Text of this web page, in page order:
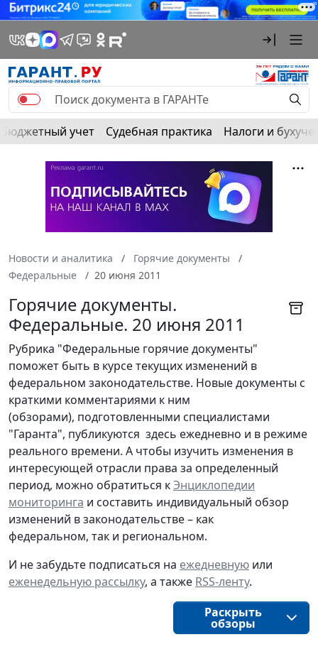
Бюджетный учет Судебная практика Налоги и
Новости и аналитика
Горячие документы
Федеральные
20 июня 2011
Горячие документы.
Федеральные. 20 июня 2011
Рубрика "Федеральные горячие документы"
поможет быть в курсе текущих изменений в
федеральном законодательстве. Новые документы с
краткими комментариями к ним
(обзорами), подготовленными специалистами
"Гаранта", публикуются здесь ежедневно и в режиме
реального времени. А чтобы изучить изменения в
интересующей отрасли права за определенный
период, можно обратиться кЭнциклопедии
мониторинга и составить индивидуальный обзор
изменений в законодательстве – как
федеральном, так и региональном.
И не забудьте подписаться на ежедневную или
еженедельную рассылку, а также RSS-ленту.
Раскрыть
обзоры